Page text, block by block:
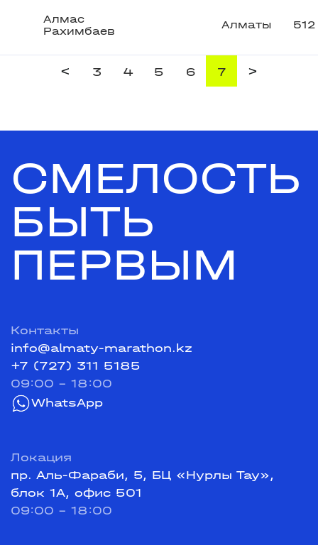
Алмас
Рахимбаев
Алматы 512
< 3 4 5 6 7 >
СМЕЛОСТЬ
БЫТЬ
ПЕРВЫМ
Контакты
info@almaty-marathon.kz
+7 (727) 311 5185
09:00 - 18:00
WhatsApp
Локация
пр. Аль-Фараби, 5, БЦ «Нурлы Тау»,
блок 1А, офис 501
09:00 - 18:00